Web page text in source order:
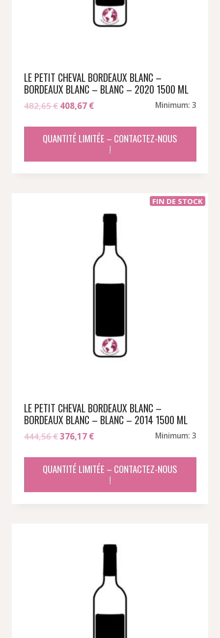
LE PETIT CHEVAL BORDEAUX BLANC –
BORDEAUX BLANC – BLANC – 2020 1500 ML
482,65€ Le
initial
était :
408,67 €Le
actuel
est :
Minimum: 3
QUANTITÉ LIMITÉE – CONTACTEZ-NOUS
!
FIN DE STOCK
LE PETIT CHEVAL BORDEAUX BLANC –
BORDEAUX BLANC – BLANC – 2014 1500 ML
444,56€Le
initial
était :
376,17 €Le
actuel
est :
Minimum: 3
QUANTITÉ LIMITÉE – CONTACTEZ-NOUS
!